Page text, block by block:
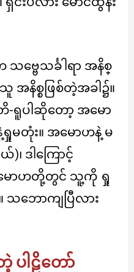
ဗေသင်္ခါရာ အနိစ္
နိစ္စဖြစ်တဲ့အခါ၌။
ရူပါဆိုတော့ အမော
ရှုမတုံး။ အမောဟနဲ့ မ
၊ ဒါကြောင့်
ောဟတို့တွင် သူ့ကို ရှု
သဘောကျပြီလား
ပါဠိတော်